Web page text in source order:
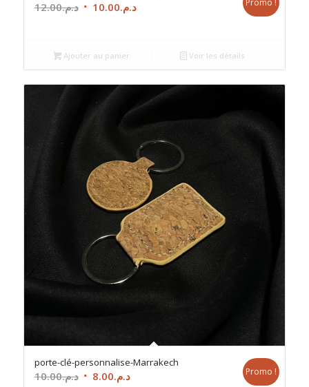
د.م.12.00
Le
était :
د.م.12.00.
د.م.10.00
Le
د.م.10.00.
Promo !
Ajouter au panier Voir les détails
porte-clé-personnalise-Marrakech
د.م.10.00
Le
د.م.8.00
Le
Promo !